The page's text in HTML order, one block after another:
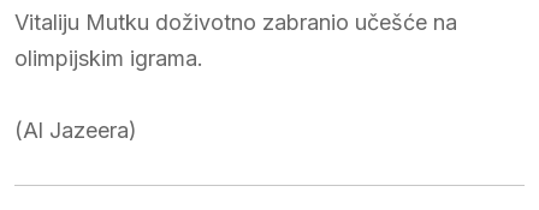
Vitaliju Mutku doživotno zabranio učešće na
olimpijskim igrama.
(Al Jazeera)